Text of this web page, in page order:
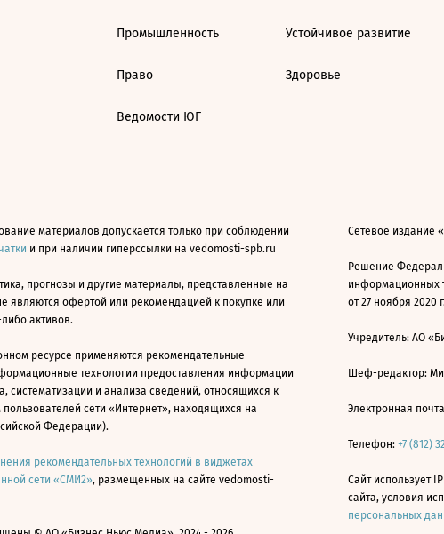
Промышленность
Право
Ведомости ЮГ
Устойчивое развитие
Здоровье
материалов допускается только при соблюдении
и при наличии гиперссылки на vedomosti-spb.ru
прогнозы и другие материалы, представленные на
являются офертой или рекомендацией к покупке или
активов.
ресурсе применяются рекомендательные
технологии предоставления информации
систематизации и анализа сведений, относящихся к
сети «Интернет», находящихся на
Федерации).
рекомендательных технологий в виджетах
сети «СМИ2», размещенных на сайте vedomosti-
Сетевое издание
Решение
информационных
от 27 ноября 2020
Учредитель: АО
Шеф-редактор:
Электронная
Телефон: +7 (812)
Сайт использует
сайта, условия
персональных